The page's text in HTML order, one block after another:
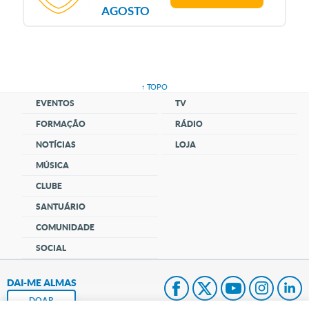
AGOSTO
↑ TOPO
EVENTOS
FORMAÇÃO
NOTÍCIAS
MÚSICA
CLUBE
SANTUÁRIO
COMUNIDADE
SOCIAL
TV
RÁDIO
LOJA
DAI-ME ALMAS
DOAR